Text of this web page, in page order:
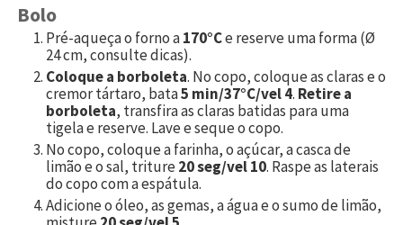
Bolo
Pré-aqueça o forno a170°Ce reserve uma forma (Ø
24 cm, consulte dicas).
Coloque a borboleta. No copo, coloque as claras e o
cremor tártaro, bata5 min/37°C/vel 4. Retire a
borboleta, transfira as claras batidas para uma
tigela e reserve. Lave e seque o copo.
No copo, coloque a farinha, o açúcar, a casca de
limão e o sal, triture20 seg/vel 10. Raspe as laterais
do copo com a espátula.
Adicione o óleo, as gemas, a água e o sumo de limão,